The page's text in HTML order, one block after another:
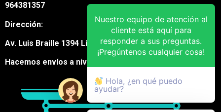
964381357
Dirección:
Av. Luis Braille 1394 Lima Cercado
Hacemos envíos a nivel nacional
Nuestro equipo de atención al
cliente está aquí para
responder a sus preguntas.
¡Pregúntenos cualquier cosa!
Hola, ¿en qué puedo
ayudar?